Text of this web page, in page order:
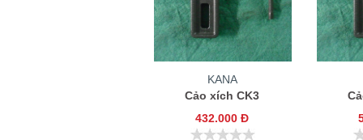
KANA
Cảo xích CK3
432.000 Đ